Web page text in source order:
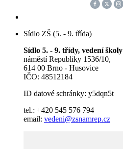
Sídlo ZŠ (5. - 9. třída)
Sídlo 5. - 9. třídy, vedení školy
náměstí Republiky 1536/10,
614 00 Brno - Husovice
IČO: 48512184
ID datové schránky: y5dqn5t
tel.: +420 545 576 794
email: vedeni@zsnamrep.cz